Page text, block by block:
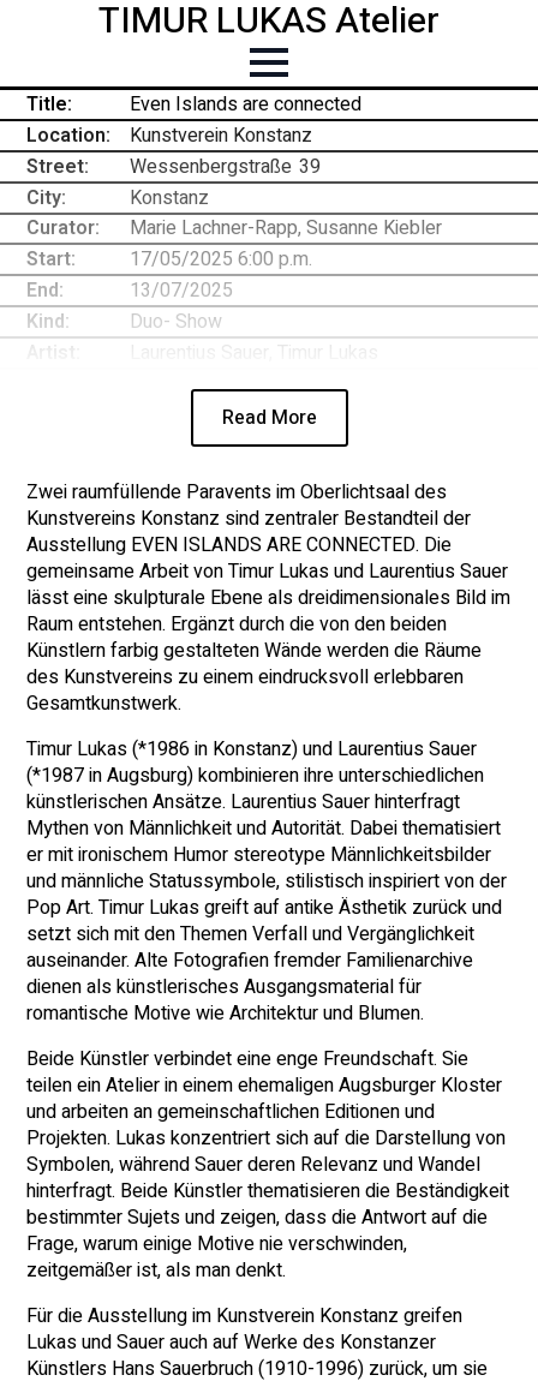
TIMUR LUKAS Atelier
Title:
Even Islands are connected
Location:
Kunstverein Konstanz
Street:
Wessenbergstraße- 39
City:
Konstanz
Curator:
Marie Lachner-Rapp, Susanne Kiebler
Start:
17/05/2025 6:00 p.m.
End:
13/07/2025
Kind:
Duo- Show
Artist:
Laurentius Sauer, Timur Lukas
Read More
Zwei raumfüllende Paravents im Oberlichtsaal des
Kunstvereins Konstanz sind zentraler Bestandteil der
Ausstellung EVEN ISLANDS ARE CONNECTED. Die
gemeinsame Arbeit von Timur Lukas und Laurentius Sauer
lässt eine skulpturale Ebene als dreidimensionales Bild im
Raum entstehen. Ergänzt durch die von den beiden
Künstlern farbig gestalteten Wände werden die Räume
des Kunstvereins zu einem eindrucksvoll erlebbaren
Gesamtkunstwerk.
Timur Lukas (*1986 in Konstanz) und Laurentius Sauer
(*1987 in Augsburg) kombinieren ihre unterschiedlichen
künstlerischen Ansätze. Laurentius Sauer hinterfragt
Mythen von Männlichkeit und Autorität. Dabei thematisiert
er mit ironischem Humor stereotype Männlichkeitsbilder
und männliche Statussymbole, stilistisch inspiriert von der
Pop Art. Timur Lukas greift auf antike Ästhetik zurück und
setzt sich mit den Themen Verfall und Vergänglichkeit
auseinander. Alte Fotografien fremder Familienarchive
dienen als künstlerisches Ausgangsmaterial für
romantische Motive wie Architektur und Blumen.
Beide Künstler verbindet eine enge Freundschaft. Sie
teilen ein Atelier in einem ehemaligen Augsburger Kloster
und arbeiten an gemeinschaftlichen Editionen und
Projekten. Lukas konzentriert sich auf die Darstellung von
Symbolen, während Sauer deren Relevanz und Wandel
hinterfragt. Beide Künstler thematisieren die Beständigkeit
bestimmter Sujets und zeigen, dass die Antwort auf die
Frage, warum einige Motive nie verschwinden,
zeitgemäßer ist, als man denkt.
Für die Ausstellung im Kunstverein Konstanz greifen
Lukas und Sauer auch auf Werke des Konstanzer
Künstlers Hans Sauerbruch (1910-1996) zurück, um sie